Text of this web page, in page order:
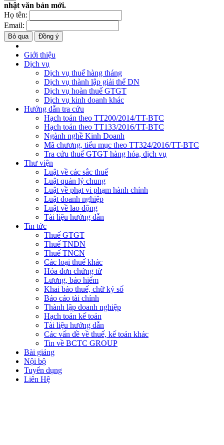
nhật văn bản mới.
Họ tên:
Email:
Bỏ qua Đồng ý
Giới thiệu
Dịch vụ
Dịch vụ thuế hàng tháng
Dịch vụ thành lập giải thể DN
Dịch vụ hoàn thuế GTGT
Dịch vụ kinh doanh khác
Hướng dẫn tra cứu
Hạch toán theo TT200/2014/TT-BTC
Hạch toán theo TT133/2016/TT-BTC
Ngành nghề Kinh Doanh
Mã chương, tiểu mục theo TT324/2016/TT-BTC
Tra cứu thuế GTGT hàng hóa, dịch vụ
Thư viện
Luật về các sắc thuế
Luật quản lý chung
Luật về phạt vi phạm hành chính
Luật doanh nghiệp
Luật về lao động
Tài liệu hướng dẫn
Tin tức
Thuế GTGT
Thuế TNDN
Thuế TNCN
Các loại thuế khác
Hóa đơn chứng từ
Lương, bảo hiểm
Khai báo thuế, chữ ký số
Báo cáo tài chính
Thành lập doanh nghiệp
Hạch toán kế toán
Tài liệu hướng dẫn
Các vấn đề về thuế, kế toán khác
Tin về BCTC GROUP
Bài giảng
Nội bộ
Tuyển dụng
Liên Hệ